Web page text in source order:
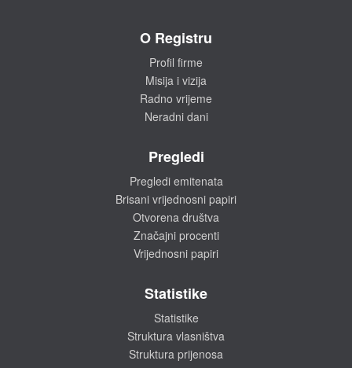
O Registru
Profil firme
Misija i vizija
Radno vrijeme
Neradni dani
Pregledi
Pregledi emitenata
Brisani vrijednosni papiri
Otvorena društva
Značajni procenti
Vrijednosni papiri
Statistike
Statistike
Struktura vlasništva
Struktura prijenosa